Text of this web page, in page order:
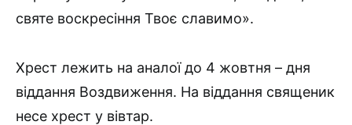
святе воскресіння Твоє славимо».
Хрест лежить на аналої до 4 жовтня – дня
віддання Воздвиження. На віддання священик
несе хрест у вівтар.